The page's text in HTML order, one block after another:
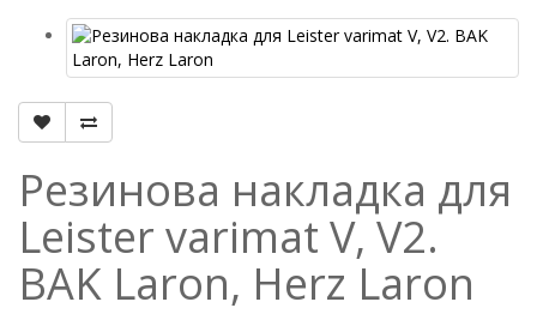
Резинова накладка для
Leister varimat V, V2.
BAK Laron, Herz Laron